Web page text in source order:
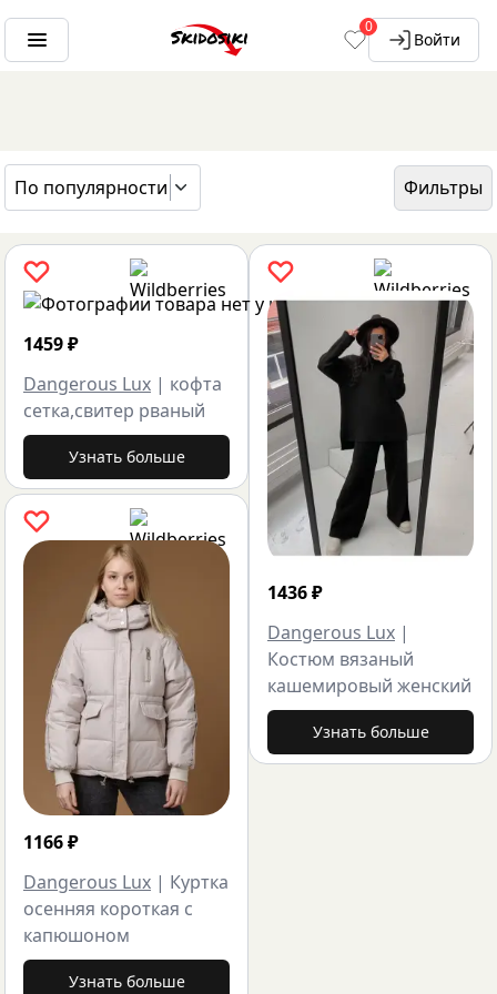
0
Войти
По популярности
Фильтры
ГЛАВНАЯ
БРЕНДЫ DANGEROUS LUX
1459₽
Dangerous Lux | кофта
сетка,свитер рваный
Узнать больше
1166₽
Dangerous Lux | Куртка
осенняя короткая с
капюшоном
Узнать больше
1436₽
Dangerous Lux |
Костюм вязаный
кашемировый женский
Узнать больше